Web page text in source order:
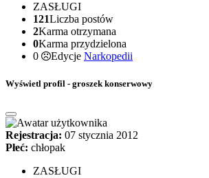
ZASŁUGI
121Liczba postów
2Karma otrzymana
0Karma przydzielona
0
Edycje Narkopedii
Wyświetl profil - groszek konserwowy
Rejestracja: 07 stycznia 2012
Płeć: chłopak
ZASŁUGI